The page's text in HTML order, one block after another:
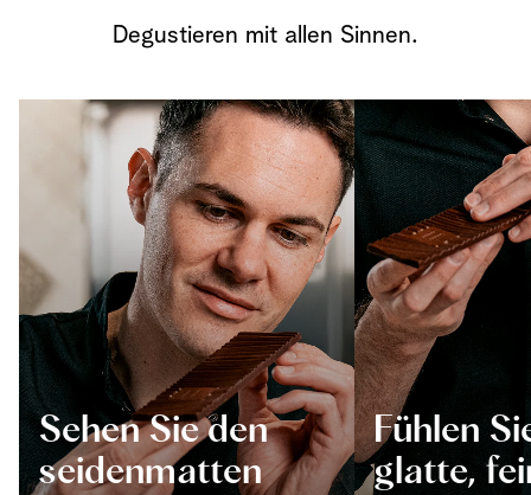
Degustieren mit allen Sinnen.
Sehen Sie den
seidenmatten
Fühlen
glatte,